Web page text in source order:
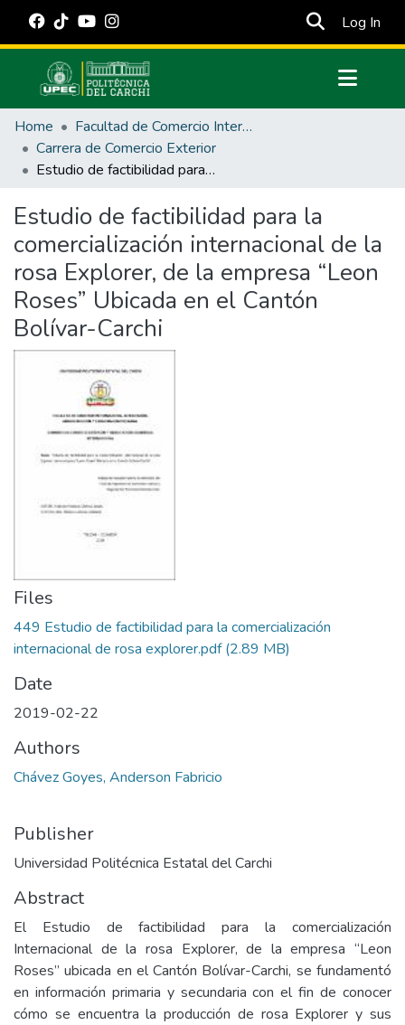
Log In
Communities & Collections
All of DSpace
Statistics
Estadísticas Externas
Manuales
Home
Facultad de Comercio Internacional, Integración, Administración y Economía Empresarial
Carrera de Comercio Exterior
Estudio de factibilidad para la comercialización internacional de la rosa Explorer, de la empresa “Leon Roses” Ubicada en el Cantón Bolívar-Carchi
Estudio de factibilidad para la
comercialización internacional de la
rosa Explorer, de la empresa “Leon
Roses” Ubicada en el Cantón
Bolívar-Carchi
Files
449 Estudio de factibilidad para la comercialización
internacional de rosa explorer.pdf(2.89 MB)
Date
2019-02-22
Authors
Chávez Goyes, Anderson Fabricio
Publisher
Universidad Politécnica Estatal del Carchi
Abstract
El Estudio de factibilidad para la comercialización
Internacional de la rosa Explorer, de la empresa “Leon
Roses” ubicada en el Cantón Bolívar-Carchi, se fundamentó
en información primaria y secundaria con el fin de conocer
cómo se encuentra la producción de rosa Explorer y sus